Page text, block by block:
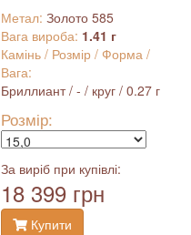
Метал: Золото 585
Вага вироба: 1.41 г
Камінь / Розмір / Форма /
Вага:
Бриллиант / - / круг / 0.27 г
Розмір:
За виріб при купівлі:
18 399 грн
Купити